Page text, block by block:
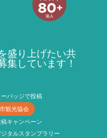
盛り上げたい共
集しています！
バッジで投稿
観光協会
キャンペーン
タルスタンプラリー